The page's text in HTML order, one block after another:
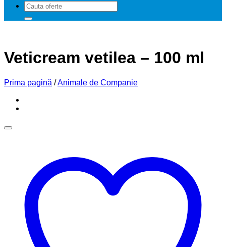
Caută
după:
Veticream vetilea – 100 ml
Prima pagină /Animale de Companie